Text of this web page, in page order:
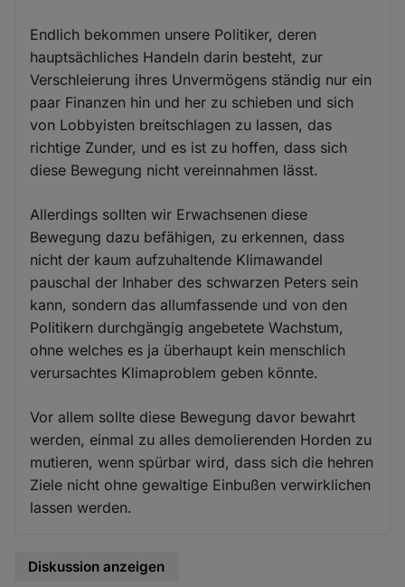
Endlich bekommen unsere Politiker, deren
hauptsächliches Handeln darin besteht, zur
Verschleierung ihres Unvermögens ständig nur ein
paar Finanzen hin und her zu schieben und sich
von Lobbyisten breitschlagen zu lassen, das
richtige Zunder, und es ist zu hoffen, dass sich
diese Bewegung nicht vereinnahmen lässt.
Allerdings sollten wir Erwachsenen diese
Bewegung dazu befähigen, zu erkennen, dass
nicht der kaum aufzuhaltende Klimawandel
pauschal der Inhaber des schwarzen Peters sein
kann, sondern das allumfassende und von den
Politikern durchgängig angebetete Wachstum,
ohne welches es ja überhaupt kein menschlich
verursachtes Klimaproblem geben könnte.
Vor allem sollte diese Bewegung davor bewahrt
werden, einmal zu alles demolierenden Horden zu
mutieren, wenn spürbar wird, dass sich die hehren
Ziele nicht ohne gewaltige Einbußen verwirklichen
lassen werden.
Diskussion anzeigen